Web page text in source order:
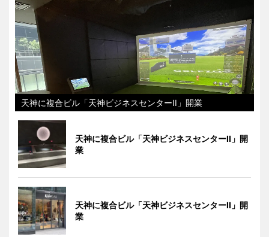
天神に複合ビル「天神ビジネスセンターII」開業
天神に複合ビル「天神ビジネスセンターII」開
業
天神に複合ビル「天神ビジネスセンターII」開
業